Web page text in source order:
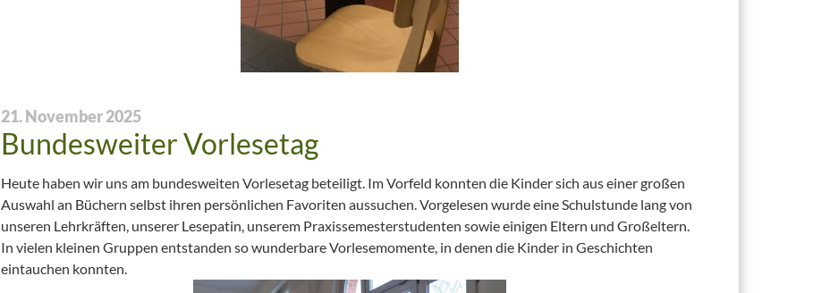
21. November 2025
Bundesweiter Vorlesetag
Heute haben wir uns am bundesweiten Vorlesetag beteiligt. Im Vorfeld konnten die Kinder sich aus einer großen
Auswahl an Büchern selbst ihren persönlichen Favoriten aussuchen. Vorgelesen wurde eine Schulstunde lang von
unseren Lehrkräften, unserer Lesepatin, unserem Praxissemesterstudenten sowie einigen Eltern und Großeltern.
In vielen kleinen Gruppen entstanden so wunderbare Vorlesemomente, in denen die Kinder in Geschichten
eintauchen konnten.